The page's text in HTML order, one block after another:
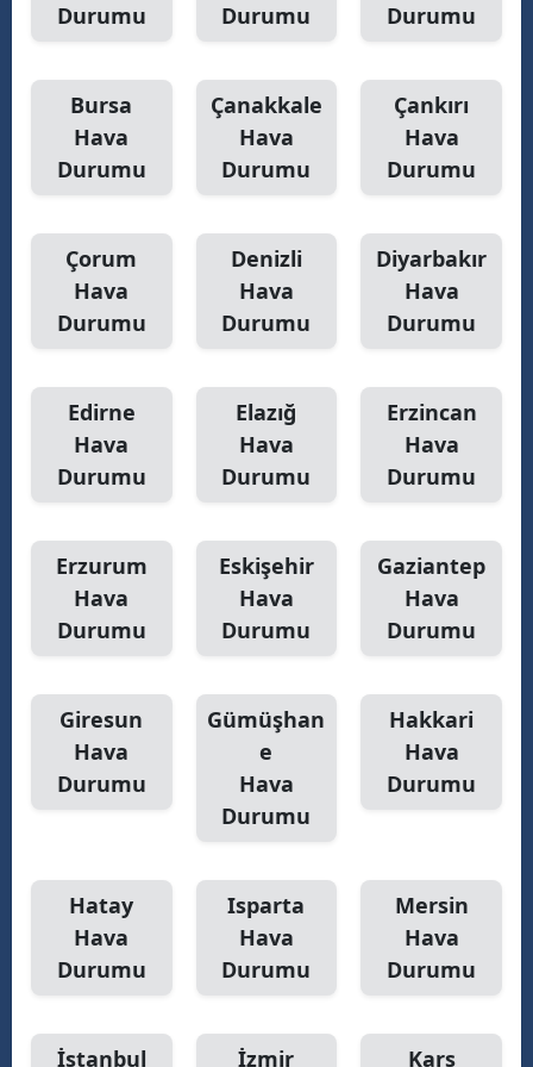
Karabük
Osmaniye
Düzce
Durumu
Durumu
Durumu
Bursa
Hava
Durumu
Çanakkale
Hava
Durumu
Çankırı
Hava
Durumu
Çorum
Hava
Durumu
Denizli
Hava
Durumu
Diyarbakır
Hava
Durumu
Edirne
Hava
Durumu
Elazığ
Hava
Durumu
Erzincan
Hava
Durumu
Erzurum
Hava
Durumu
Eskişehir
Hava
Durumu
Gaziantep
Hava
Durumu
Giresun
Hava
Durumu
Gümüşhan
e
Hava
Durumu
Hakkari
Hava
Durumu
Hatay
Hava
Durumu
Isparta
Hava
Durumu
Mersin
Hava
Durumu
İstanbul
İzmir
Kars